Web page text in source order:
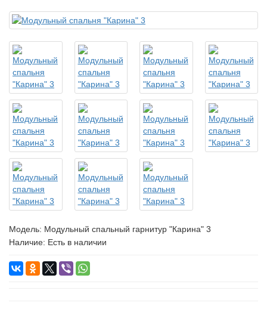
Модель: Модульный спальный гарнитур "Карина" 3
Наличие: Есть в наличии